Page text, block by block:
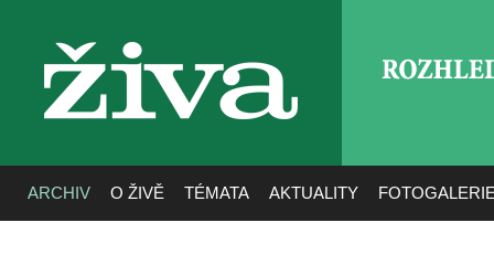
živa
ARCHIV O ŽIVĚ TÉMATA AKTUALITY